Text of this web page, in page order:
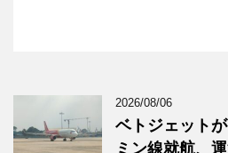
2026/08/06
ベトジェット
ミン線就航、